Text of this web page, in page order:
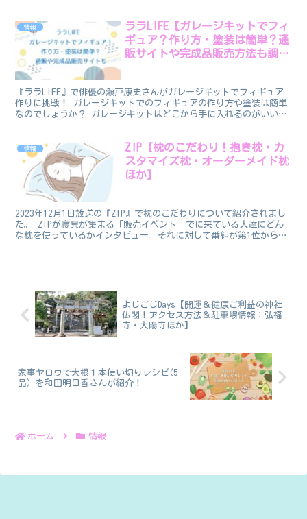
情報
ララLIFE【ガレージキットでフィ
ギュア？作り方・塗装は簡単？通
販サイトや完成品販売方法も調
『ララLIFE』で俳優の瀬戸康史さんがガレージギットでフィギュア
作りに挑戦！ ガレージキットでのフィギュアの作り方や塗装は簡単
なのでしょうか？ ガレージキットはどこから手に入れるのがいいの
情報
ZIP【枕のこだわり！抱き枕・カ
スタマイズ枕・オーダーメイド枕
ほか】
2023年12月1日放送の『ZIP』で枕のこだわりについて紹介されまし
た。 ZIPが寝具が集まる「販売イベント」でに来ている人達にどん
な枕を使っているかインタビュー。それに対して番組が第1位から第
よじごじDays【開運＆健康ご利益の神社
仏閣！アクセス方法＆駐車場情報：弘福
寺・大陽寺ほか】
家事ヤロウで大根１本使い切りレシピ(5
品）を和田明日香さんが紹介！
ホーム 情報